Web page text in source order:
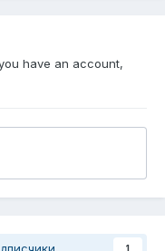
have an account,
1